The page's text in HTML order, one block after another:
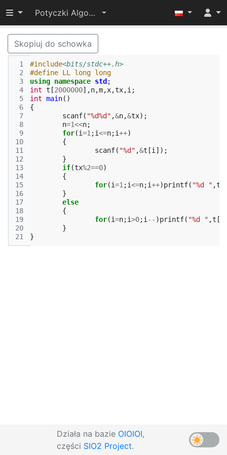
Przełącz widoczność menu
Potyczki Algorytmiczne 2016
Skopiuj do schowka
1
2
3
4
5
6
7
8
9
10
11
12
13
14
15
16
17
18
19
20
21
#include<bits/stdc++.h>
#define LL long long
using namespace std ;
int t [2000000],n,m,x,tx,i ;
int main()
{
scanf( "%d%d" ,&n,&tx);
n=1<<n;
for(i=1 ;i<=n;i++)
{
scanf( "%d" ,&t [i ]);
}
if(tx%2==0)
{
for(i=1 ;i<=n;i++)printf( "%d " ,t
}
else
{
for(i=n;i>0;i -- )printf( "%d " ,t [
}
}
Działa na bazie OIOIOI,
części SIO2 Project.